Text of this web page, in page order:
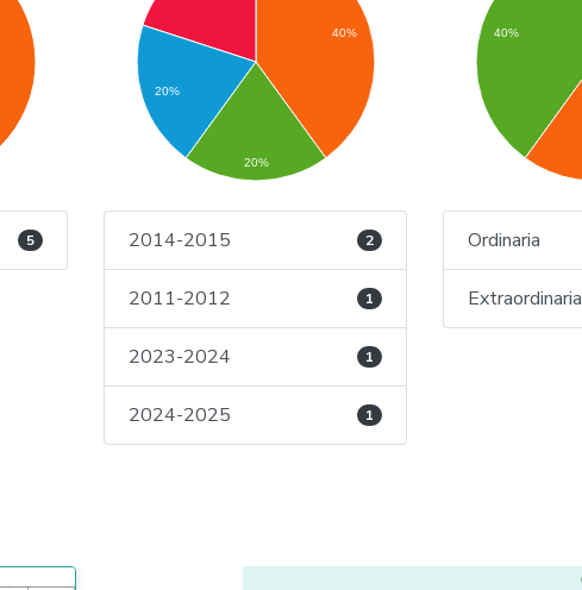
5
40%
20%
20%
2014-2015 2
2011-2012 1
2023-2024 1
2024-2025 1
40%
Ordinaria
Extraordinaria